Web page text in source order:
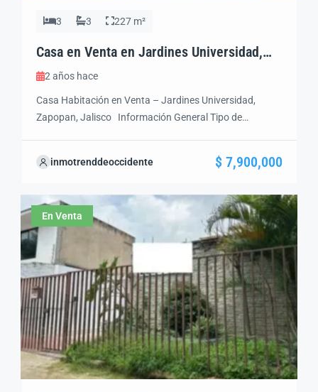
3 3 227 m²
Casa en Venta en Jardines Universidad,
Zapopan | Cerca de Andares y UAG
2 años hace
Casa Habitación en Venta – Jardines Universidad,
Zapopan, Jalisco Información General Tipo de
Madariaga, Col. Jardines Universidad, Zapopan, Jalisco.
Distribución
3 Recámaras
3 Baños completos
1 Medio baño para […]
inmotrenddeoccidente $ 7,900,000
En Venta